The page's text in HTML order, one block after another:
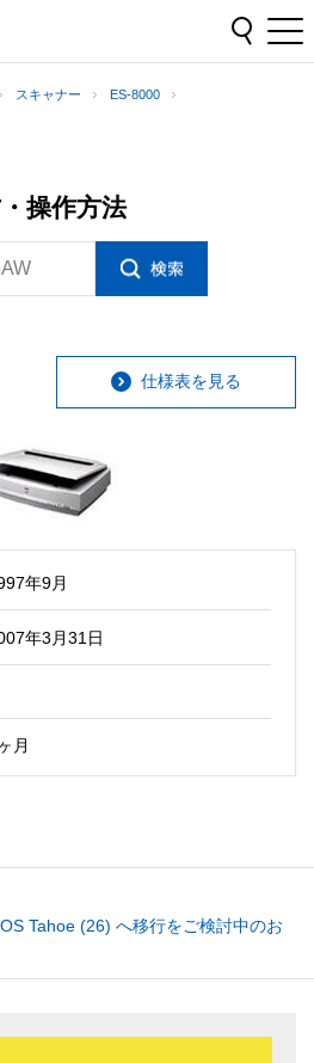
スキャナー
ES-8000
操作方法
仕様表を見る
年9月
年3月31日
月
Tahoe (26) へ移行をご検討中のお